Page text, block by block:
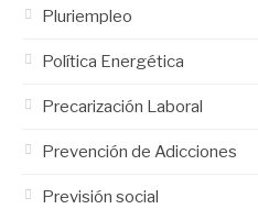
Pluriempleo
Política Energética
Precarización Laboral
Prevención de Adicciones
Previsión social